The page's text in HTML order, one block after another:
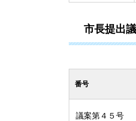
市長提出
番号
議案第４５号